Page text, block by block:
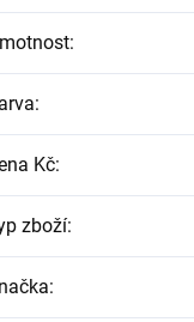
:
:
Kč:
zboží:
: